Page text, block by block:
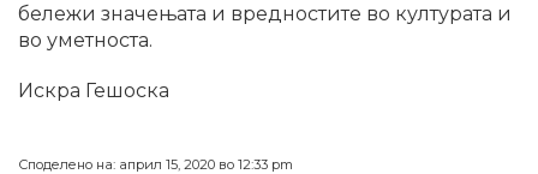
бележи значењата и вредностите во културата и
во уметноста.
Искра Гешоска
Споделено на: април 15, 2020 во 12:33 pm